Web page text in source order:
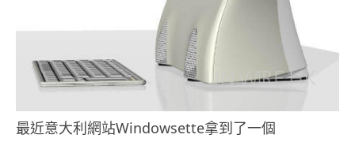
最近意大利網站Windowsette拿到了一個